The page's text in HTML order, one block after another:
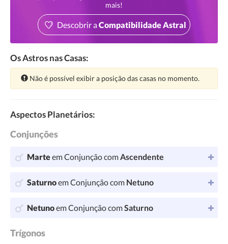
mais!
Descobrir aCompatibilidade Astral
Os Astros nas Casas:
Atenção:
Não é possível exibir a posição das casas no momento.
Aspectos Planetários:
Conjunções
Marteem Conjunção comAscendente
Saturnoem Conjunção com Netuno
Netunoem Conjunção comSaturno
Trígonos